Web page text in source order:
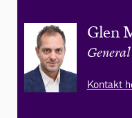
Glen
Kontakt